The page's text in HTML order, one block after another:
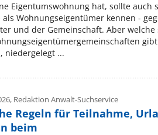
Eigentumswohnung hat, sollte auch
als Wohnungseigentümer kennen -
und der Gemeinschaft. Aber welche
niedergelegt ...
Redaktion Anwalt-Suchservice
Regeln für Teilnahme,
beim